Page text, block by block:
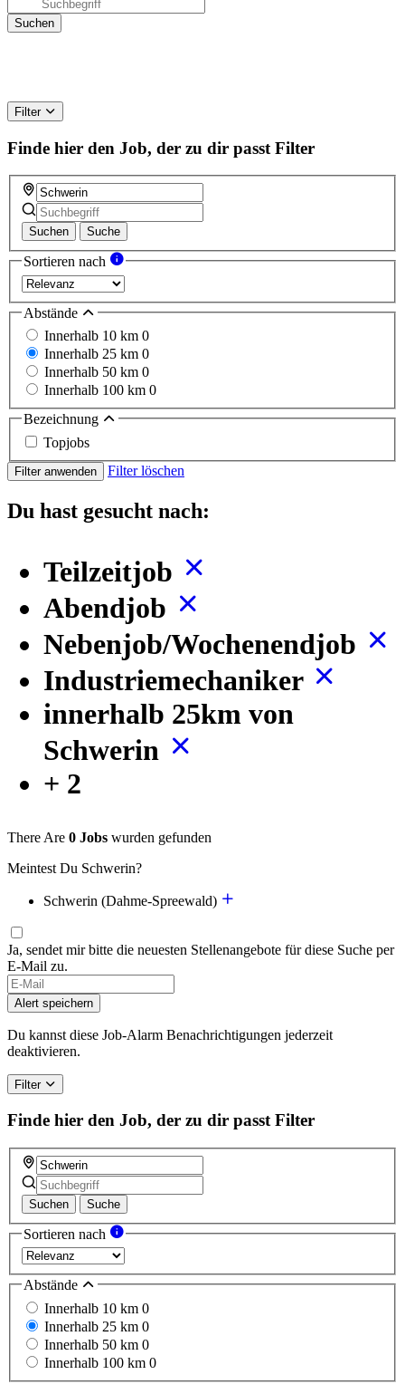
Filter
Finde hier den Job, der zu dir passt Filter
Suchen Suche
Sortieren nach
Abstände
Innerhalb 10 km 0
Innerhalb 25 km 0
Innerhalb 50 km 0
Innerhalb 100 km 0
Bezeichnung
Topjobs
Filter anwenden Filter löschen
Du hast gesucht nach:
Teilzeitjob
Abendjob
Nebenjob/Wochenendjob
Industriemechaniker
innerhalb 25km von
Schwerin
+ 2
There Are 0 Jobs wurden gefunden
Meintest Du Schwerin?
Schwerin (Dahme-Spreewald)
Ja, sendet mir bitte die neuesten Stellenangebote für diese Suche per
E-Mail zu.
Alert speichern
Du kannst diese Job-Alarm Benachrichtigungen jederzeit
deaktivieren.
Filter
Finde hier den Job, der zu dir passt Filter
Suchen Suche
Sortieren nach
Abstände
Innerhalb 10 km 0
Innerhalb 25 km 0
Innerhalb 50 km 0
Innerhalb 100 km 0